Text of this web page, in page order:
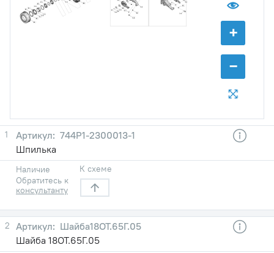
+
−
24
29
29
35
36
36
38
39
40
52
52
58
59
60
61
62
63
65
66
67
68
68
69
76
1
744Р1-2300013-1
Шпилька
Наличие
Обратитесь к
консультанту
К схеме
2
Шайба18ОТ.65Г.05
Шайба 18ОТ.65Г.05